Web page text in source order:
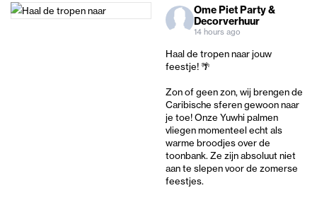
Ome Piet Party &
Decorverhuur
14 hours ago
Haal de tropen naar jouw
feestje! 🌴
Zon of geen zon, wij brengen de
Caribische sferen gewoon naar
je toe! Onze Yuwhi palmen
vliegen momenteel echt als
warme broodjes over de
toonbank. Ze zijn absoluut niet
aan te slepen voor de zomerse
feestjes.